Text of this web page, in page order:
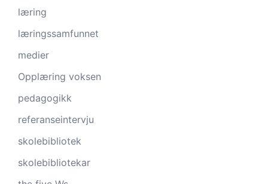
læring
læringssamfunnet
medier
Opplæring voksen
pedagogikk
referanseintervju
skolebibliotek
skolebibliotekar